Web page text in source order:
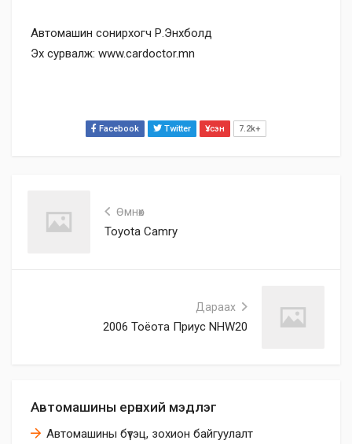
Автомашины ерөнхий мэдлэг
Автомашины бүтэц, зохион байгуулалт
Автомашин сонирхогч Р.Энхболд
Эх сурвалж: www.cardoctor.mn
Facebook Twitter Үзсэн 7.2k+
Өмнөх
Toyota Camry
Дараах
2006 Тоёота Приус NHW20